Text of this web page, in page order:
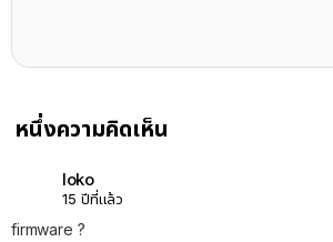
หนึ่งความคิดเห็น
loko
15 ปีที่แล้ว
firmware ?